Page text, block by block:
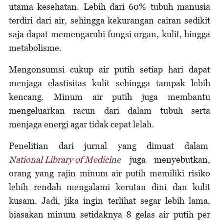
utama kesehatan. Lebih dari 60% tubuh manusia
terdiri dari air, sehingga kekurangan cairan sedikit
saja dapat memengaruhi fungsi organ, kulit, hingga
metabolisme.
Mengonsumsi cukup air putih setiap hari dapat
menjaga elastisitas kulit sehingga tampak lebih
kencang. Minum air putih juga membantu
mengeluarkan racun dari dalam tubuh serta
menjaga energi agar tidak cepat lelah.
Penelitian dari jurnal yang dimuat dalam
National Library of Medicinejuga menyebutkan,
orang yang rajin minum air putih memiliki risiko
lebih rendah mengalami kerutan dini dan kulit
kusam. Jadi, jika ingin terlihat segar lebih lama,
biasakan minum setidaknya 8 gelas air putih per